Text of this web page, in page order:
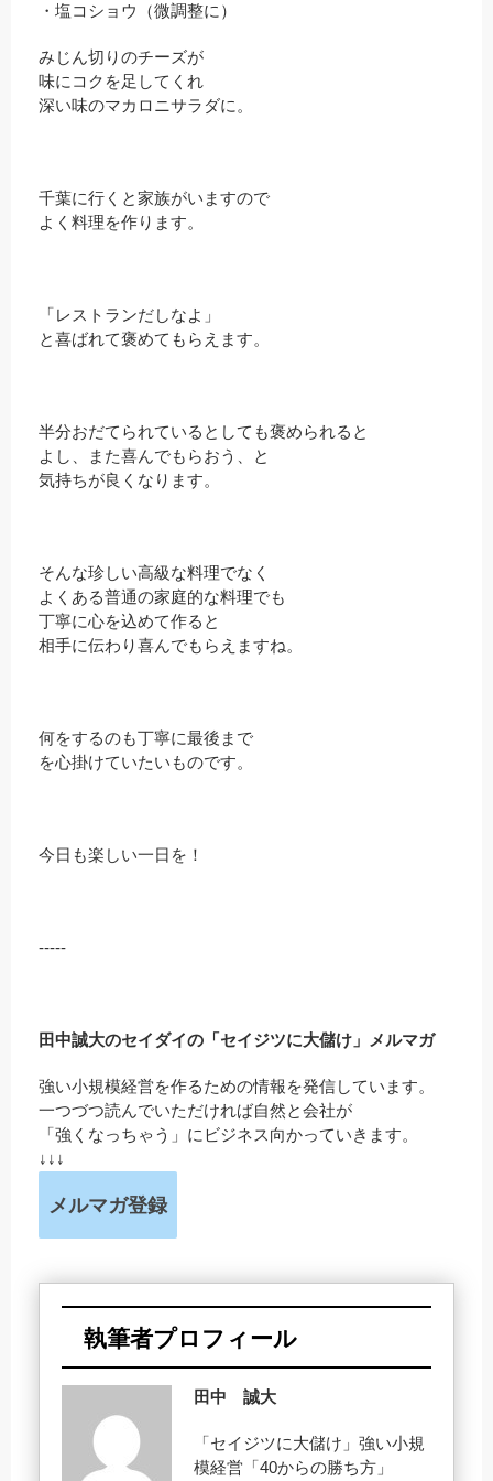
・塩コショウ（微調整に）
みじん切りのチーズが
味にコクを足してくれ
深い味のマカロニサラダに。
千葉に行くと家族がいますので
よく料理を作ります。
「レストランだしなよ」
と喜ばれて褒めてもらえます。
半分おだてられているとしても褒められると
よし、また喜んでもらおう、と
気持ちが良くなります。
そんな珍しい高級な料理でなく
よくある普通の家庭的な料理でも
丁寧に心を込めて作ると
相手に伝わり喜んでもらえますね。
何をするのも丁寧に最後まで
を心掛けていたいものです。
今日も楽しい一日を！
-----
田中誠大のセイダイの「セイジツに大儲け」メルマガ
強い小規模経営を作るための情報を発信しています。
一つづつ読んでいただければ自然と会社が
「強くなっちゃう」にビジネス向かっていきます。
↓↓↓
メルマガ登録
執筆者プロフィール
田中 誠大
「セイジツに大儲け」強い小規
模経営「40からの勝ち方」